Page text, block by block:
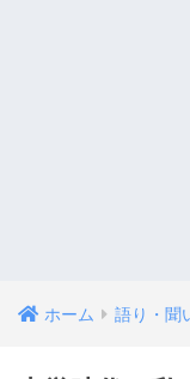
ホーム 語り・聞